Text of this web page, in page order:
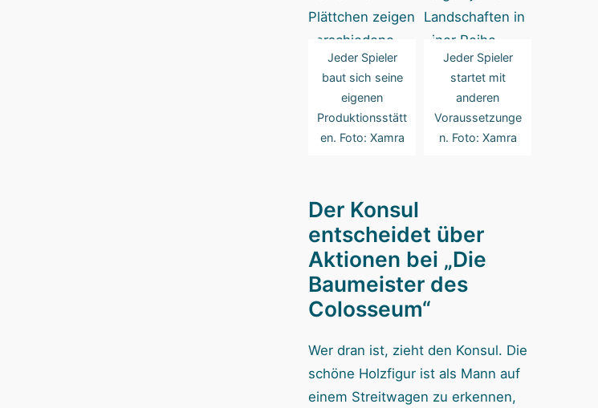
Jeder Spieler
baut sich seine
eigenen
Produktionsstätt
en. Foto: Xamra
Jeder Spieler
startet mit
anderen
Voraussetzunge
n. Foto: Xamra
Der Konsul
entscheidet über
Aktionen bei „Die
Baumeister des
Colosseum“
Wer dran ist, zieht den Konsul. Die
schöne Holzfigur ist als Mann auf
einem Streitwagen zu erkennen,